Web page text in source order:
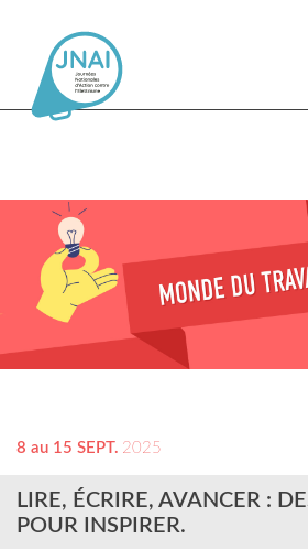
8 au 15 SEPT. 2025
LIRE, ÉCRIRE, AVANCER :
POUR INSPIRER.